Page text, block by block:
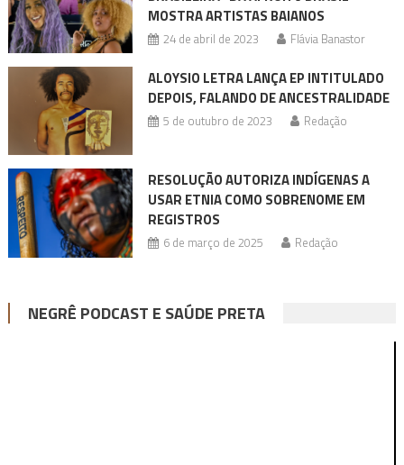
MOSTRA ARTISTAS BAIANOS
24 de abril de 2023 Flávia Banastor
ALOYSIO LETRA LANÇA EP INTITULADO
DEPOIS, FALANDO DE ANCESTRALIDADE
5 de outubro de 2023 Redação
RESOLUÇÃO AUTORIZA INDÍGENAS A
USAR ETNIA COMO SOBRENOME EM
REGISTROS
6 de março de 2025 Redação
NEGRÊ PODCAST E SAÚDE PRETA